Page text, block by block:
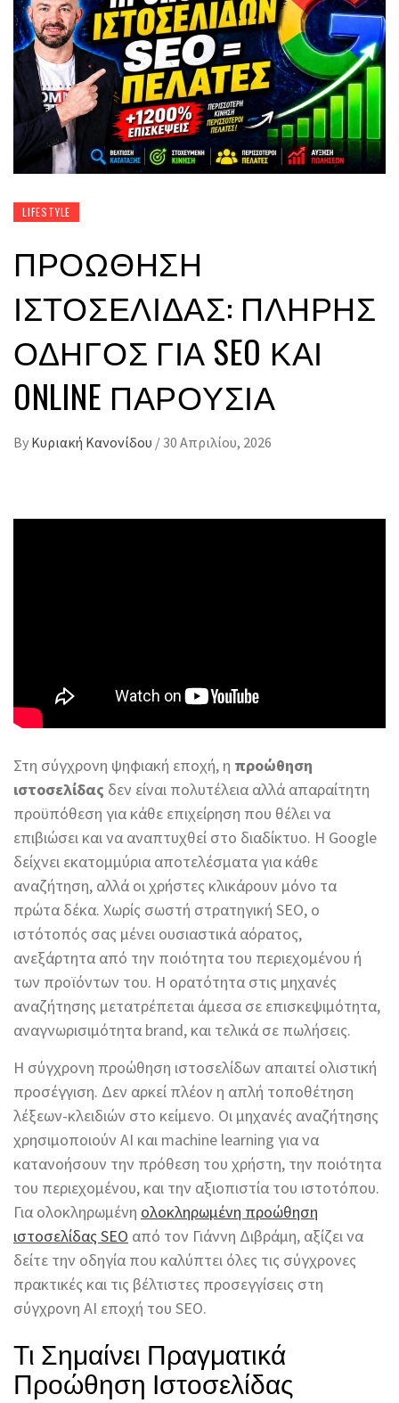
LIFESTYLE
ΠΡΟΏΘΗΣΗ
ΙΣΤΟΣΕΛΊΔΑΣ: ΠΛΉΡΗΣ
ΟΔΗΓΌΣ ΓΙΑ SEO ΚΑΙ
ONLINE ΠΑΡΟΥΣΊΑ
By Κυριακή Κανονίδου / 30 Απριλίου, 2026
Στη σύγχρονη ψηφιακή εποχή, η προώθηση
ιστοσελίδας δεν είναι πολυτέλεια αλλά απαραίτητη
προϋπόθεση για κάθε επιχείρηση που θέλει να
επιβιώσει και να αναπτυχθεί στο διαδίκτυο. Η Google
δείχνει εκατομμύρια αποτελέσματα για κάθε
αναζήτηση, αλλά οι χρήστες κλικάρουν μόνο τα
πρώτα δέκα. Χωρίς σωστή στρατηγική SEO, ο
ιστότοπός σας μένει ουσιαστικά αόρατος,
ανεξάρτητα από την ποιότητα του περιεχομένου ή
των προϊόντων του. Η ορατότητα στις μηχανές
αναζήτησης μετατρέπεται άμεσα σε επισκεψιμότητα,
αναγνωρισιμότητα brand, και τελικά σε πωλήσεις.
Η σύγχρονη προώθηση ιστοσελίδων απαιτεί ολιστική
προσέγγιση. Δεν αρκεί πλέον η απλή τοποθέτηση
λέξεων-κλειδιών στο κείμενο. Οι μηχανές αναζήτησης
χρησιμοποιούν AI και machine learning για να
κατανοήσουν την πρόθεση του χρήστη, την ποιότητα
του περιεχομένου, και την αξιοπιστία του ιστοτόπου.
Για ολοκληρωμένη ολοκληρωμένη προώθηση
ιστοσελίδας SEO από τον Γιάννη Διβράμη, αξίζει να
δείτε την οδηγία που καλύπτει όλες τις σύγχρονες
πρακτικές και τις βέλτιστες προσεγγίσεις στη
σύγχρονη AI εποχή του SEO.
Τι Σημαίνει Πραγματικά
Προώθηση Ιστοσελίδας